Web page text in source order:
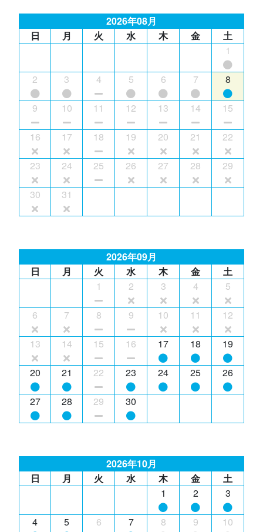
2026年08月
日
月 火 水 木 金
土
1
2 3 4 5 6 7 8
9 10 11 12 13 14 15
16 17 18 19 20 21 22
23 24 25 26 27 28 29
30 31
2026年09月
日
月 火 水 木 金
土
1
2 3 4 5
6 7 8 9 10 11 12
13 14 15 16 17 18 19
20 21 22 23 24 25 26
27 28 29 30
2026年10月
日
月 火 水 木 金
土
1
2 3
4 5 6 7 8 9 10